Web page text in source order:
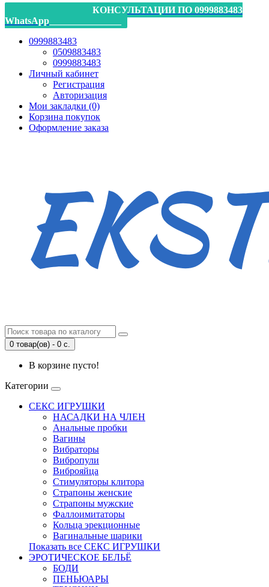
_________________КОНСУЛЬТАЦИИ ПО 0999883483
WhatsApp_______________
0999883483
0509883483
0999883483
Личный кабинет
Регистрация
Авторизация
Мои закладки (0)
Корзина покупок
Оформление заказа
0 товар(ов) - 0 с.
В корзине пусто!
Категории
СЕКС ИГРУШКИ
НАСАДКИ НА ЧЛЕН
Анальные пробки
Вагины
Вибраторы
Вибропули
Виброяйца
Стимуляторы клитора
Страпоны женские
Страпоны мужские
Фаллоимитаторы
Кольца эрекционные
Вагинальные шарики
Показать все СЕКС ИГРУШКИ
ЭРОТИЧЕСКОЕ БЕЛЬЁ
БОДИ
ПЕНЬЮАРЫ